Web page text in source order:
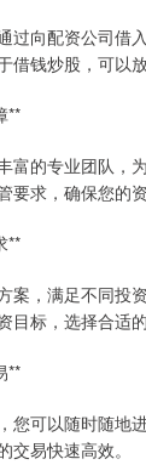
过向配资公司借
借钱炒股，可以
**
富的专业团队，
要求，确保您的
**
案，满足不同投
目标，选择合适的
**
您可以随时随地
交易快速高效。